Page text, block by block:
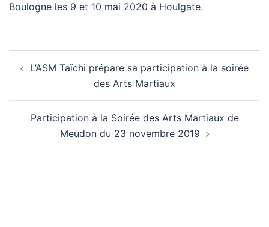
Boulogne les 9 et 10 mai 2020 à Houlgate.
d’article
L’ASM Taïchi prépare sa participation à la soirée
des Arts Martiaux
Participation à la Soirée des Arts Martiaux de
Meudon du 23 novembre 2019